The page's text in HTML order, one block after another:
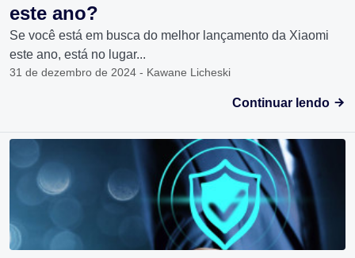
este ano?
Se você está em busca do melhor lançamento da Xiaomi
este ano, está no lugar...
31 de dezembro de 2024 - Kawane Licheski
Continuar lendo